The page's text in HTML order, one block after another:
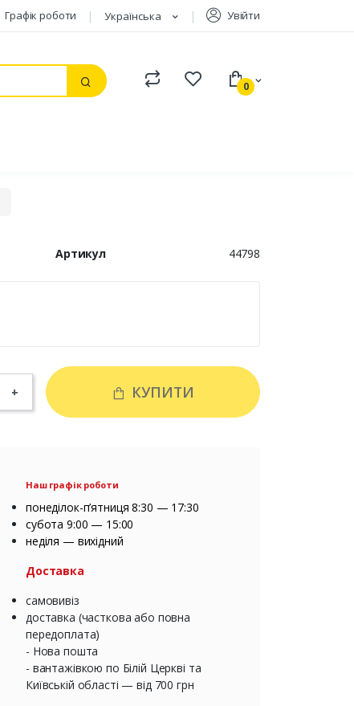
Графік роботи Українська Увійти
Пошук
Compare Watchlist
0
Артикул 44798
+ КУПИТИ
Наш графік роботи
понеділок-п’ятниця 8:30 — 17:30
субота 9:00 — 15:00
неділя — вихідний
Доставка
самовивіз
доставка (часткова або повна
передоплата)
- Нова пошта
- вантажівкою по Білій Церкві та
Київській області — від 700 грн